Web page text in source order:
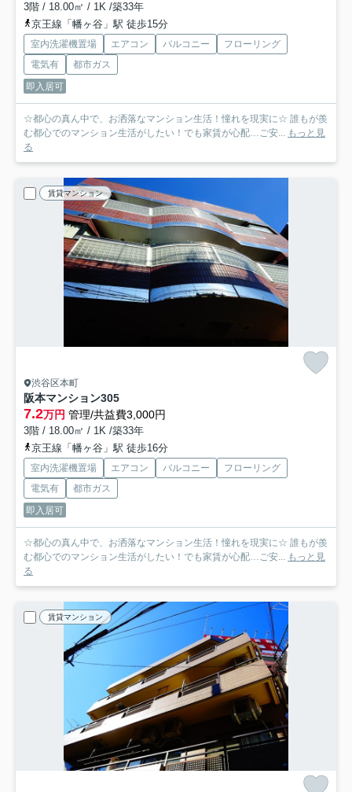
3階 / 18.00㎡ / 1K /築33年
京王線「幡ヶ谷」駅 徒歩15分
室内洗濯機置場 エアコン バルコニー
フローリング
電気有
都市ガス
即入居可
☆都心の真ん中で、お洒落なマンション生活！憧れを現実に☆ 誰もが羨
む都心でのマンション生活がしたい！でも家賃が心配…ご安... もっと見
る
賃貸マンション
渋谷区本町
阪本マンション305
7.2万円 管理/共益費3,000円
3階 / 18.00㎡ / 1K /築33年
京王線「幡ヶ谷」駅 徒歩16分
室内洗濯機置場 エアコン バルコニー
フローリング
電気有
都市ガス
即入居可
☆都心の真ん中で、お洒落なマンション生活！憧れを現実に☆ 誰もが羨
む都心でのマンション生活がしたい！でも家賃が心配…ご安... もっと見
る
賃貸マンション